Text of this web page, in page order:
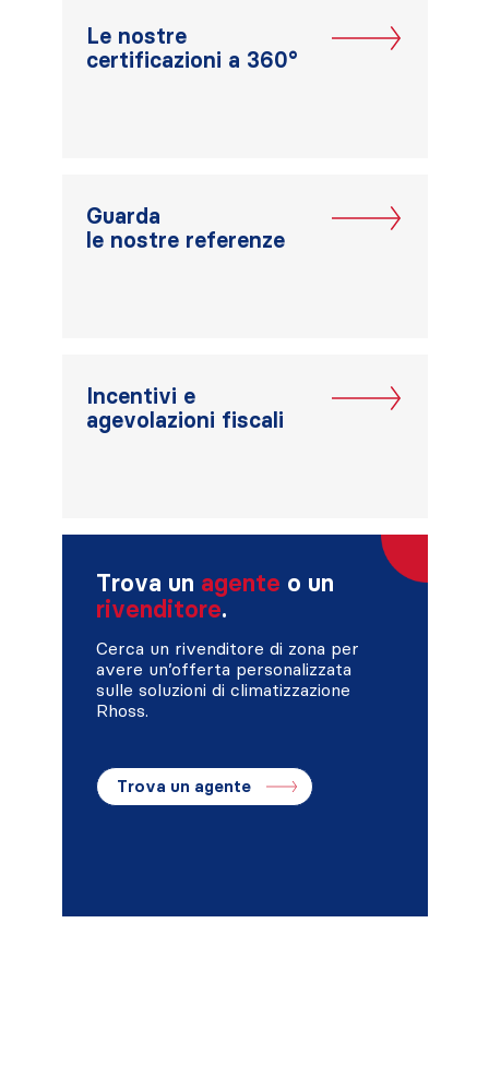
Le nostre
certificazioni a 360°
Guarda
le nostre referenze
Incentivi e
agevolazioni fiscali
Trova un agente o un
rivenditore.
Cerca un rivenditore di zona per
avere un’offerta personalizzata
sulle soluzioni di climatizzazione
Rhoss.
Trova un agente